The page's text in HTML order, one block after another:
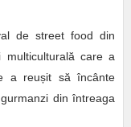
de street food din
multiculturală care a
a reușit să încânte
din întreaga